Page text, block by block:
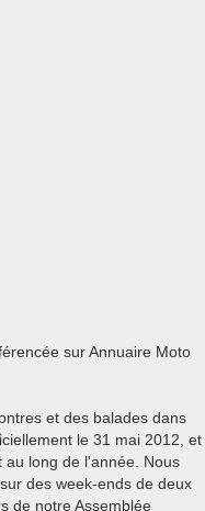
sur Annuaire Moto
et des balades dans
le 31 mai 2012, et
long de l'année. Nous
des week-ends de deux
de notre Assemblée